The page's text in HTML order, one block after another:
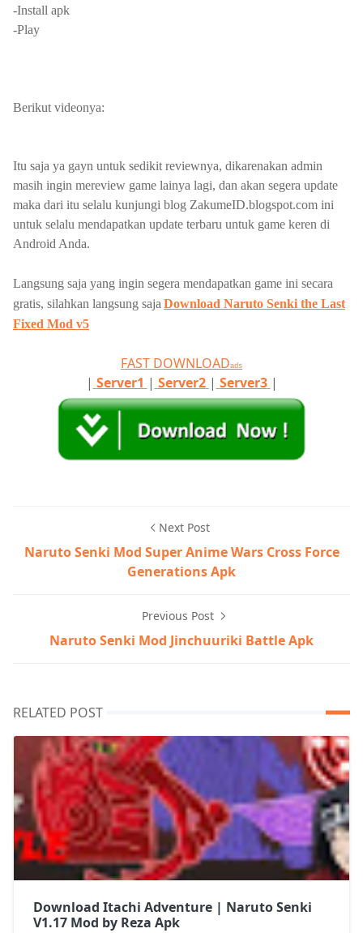
-Install apk
-Play
Berikut videonya:
Itu saja ya gayn untuk sedikit reviewnya, dikarenakan admin
masih ingin mereview game lainya lagi, dan akan segera update
maka dari itu selalu kunjungi blog ZakumeID.blogspot.com ini
untuk selalu mendapatkan update terbaru untuk game keren di
Android Anda.
Langsung saja yang ingin segera mendapatkan game ini secara
gratis, silahkan langsung saja Download Naruto Senki the Last
Fixed Mod v5
FAST DOWNLOADads
| Server1 | Server2 | Server3 |
Next Post
Naruto Senki Mod Super Anime Wars Cross Force
Generations Apk
Previous Post
Naruto Senki Mod Jinchuuriki Battle Apk
RELATED POST
Download Itachi Adventure | Naruto Senki
V1.17 Mod by Reza Apk